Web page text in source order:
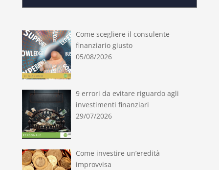
Come scegliere il consulente
finanziario giusto
05/08/2026
9 errori da evitare riguardo agli
investimenti finanziari
29/07/2026
Come investire un’eredità
improvvisa